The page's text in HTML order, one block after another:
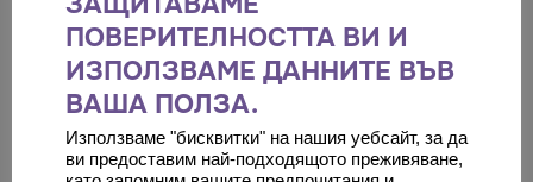
Трябва давлезете , за да публикувате коментар.
ПОВЕРИТЕЛНОСТТА ВИ И
ИЗПОЛЗВАМЕ ДАННИТЕ ВЪВ
ВАША ПОЛЗА.
Използваме "бисквитки" на нашия уебсайт, за да
ви предоставим най-подходящото преживяване,